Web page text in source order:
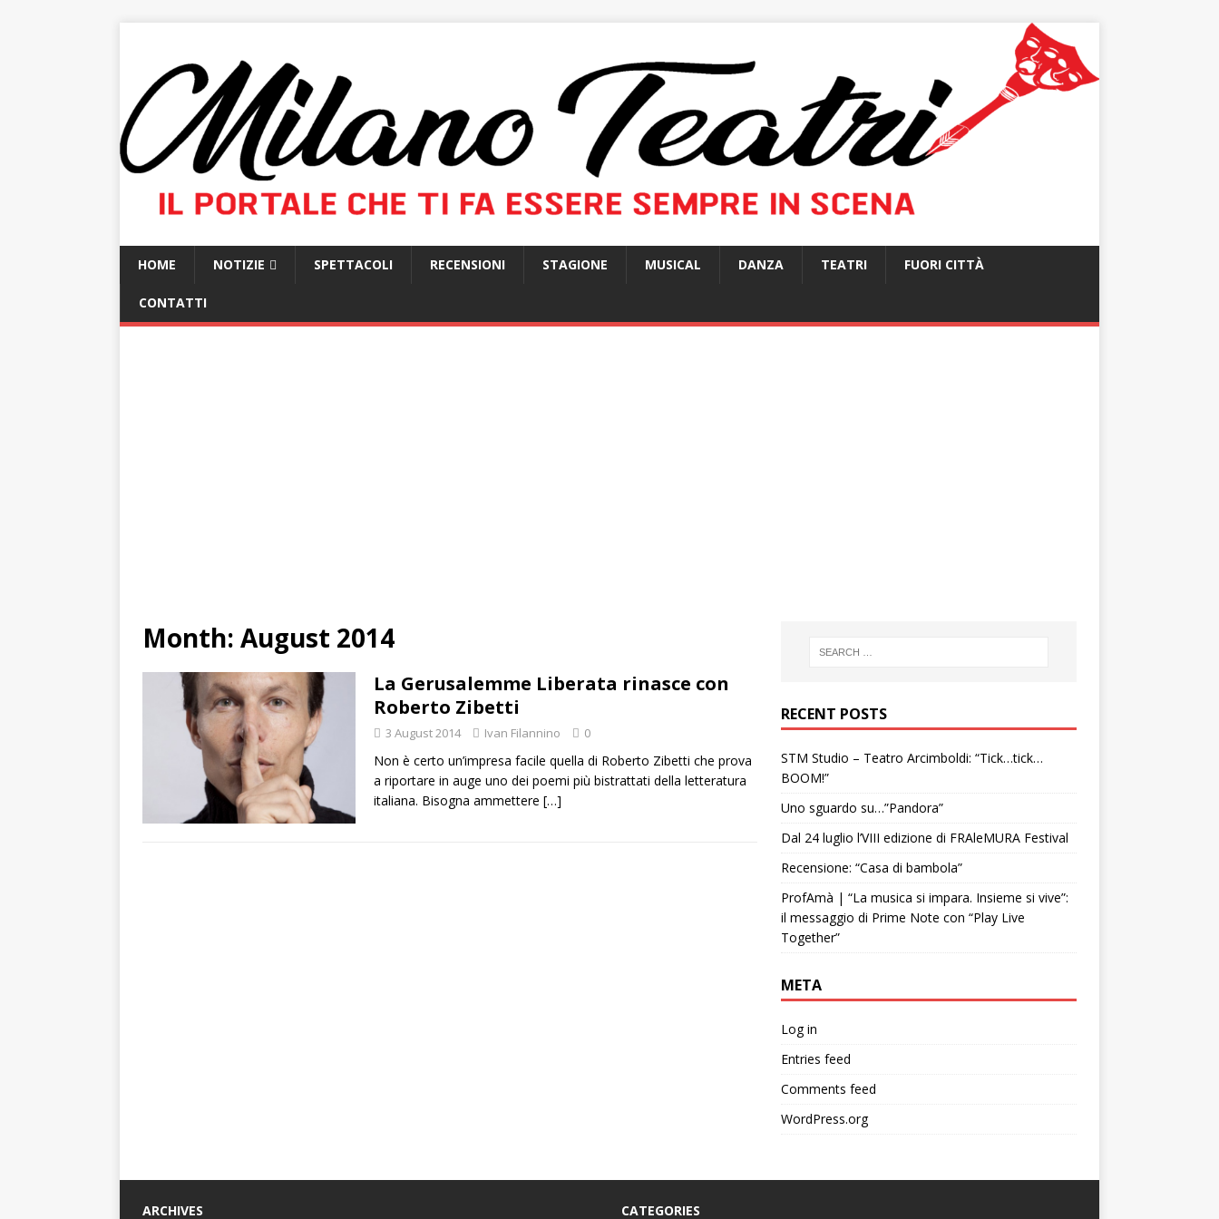
HOME NOTIZIE SPETTACOLI RECENSIONI STAGIONE MUSICAL DANZA TEATRI FUORI CITTÀ
CONTATTI
Month: August 2014
La Gerusalemme Liberata rinasce con
Roberto Zibetti
3 August 2014 Ivan Filannino 0
Non è certo un’impresa facile quella di Roberto Zibetti che prova
a riportare in auge uno dei poemi più bistrattati della letteratura
italiana. Bisogna ammettere […]
RECENT POSTS
STM Studio – Teatro Arcimboldi: “Tick…tick…
BOOM!”
Uno sguardo su…”Pandora”
Dal 24 luglio l’VIII edizione di FRAleMURA Festival
Recensione: “Casa di bambola”
ProfAmà | “La musica si impara. Insieme si vive”:
il messaggio di Prime Note con “Play Live
Together”
META
Log in
Entries feed
Comments feed
WordPress.org
ARCHIVES CATEGORIES